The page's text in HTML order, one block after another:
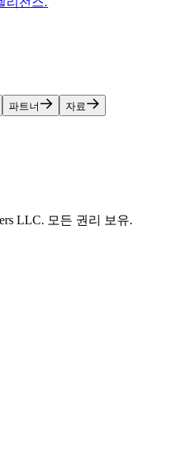
파트너​​ 자료​​
LLC. 모든 권리 보유.​​